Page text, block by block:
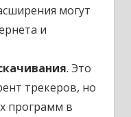
могут
и
. Это
трекеров, но
программ в